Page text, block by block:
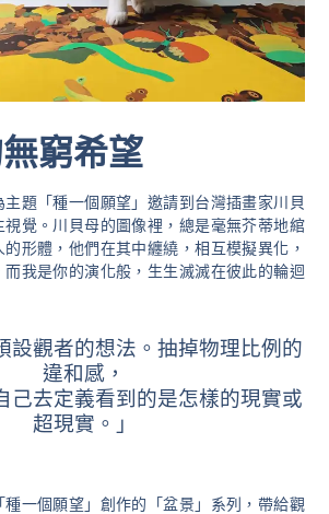
窮希望
題「種一個願望」邀請到台灣插畫家川貝
覺。川貝母的圖像裡，總是毫無芥蒂地綰
形體，他們在其中纏繞，相互模擬異化，
我是你的演化般，生生滅滅在彼此的輪迴
設觀者的想法。抽掉物理比例的
違和感，
己去定義看到的是怎樣的現實或
超現實。」
一個願望」創作的「盆景」系列，帶給觀